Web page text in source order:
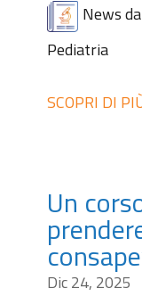
News
Pediatria
SCOPRI DI
Un
Dic 24, 2025